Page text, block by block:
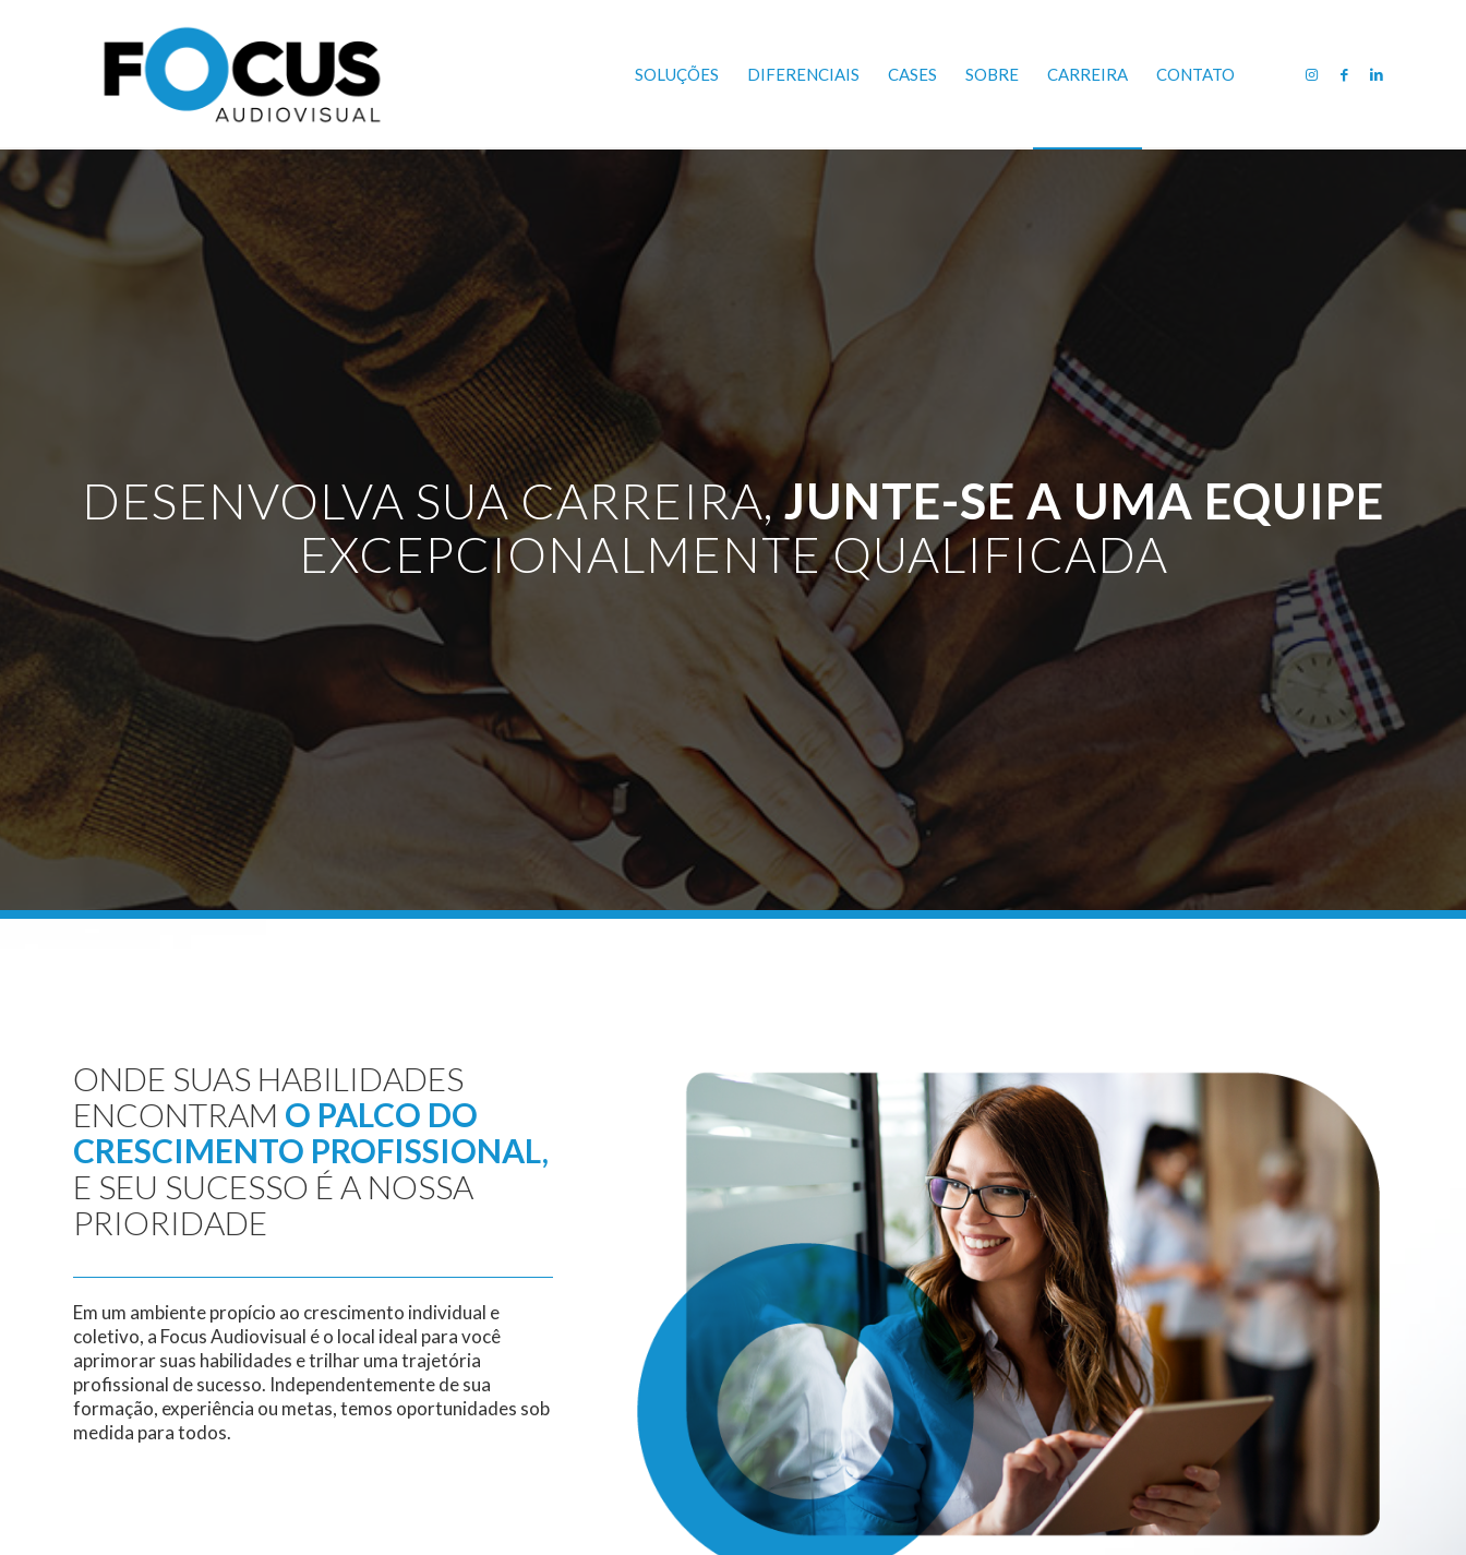
SOLUÇÕES DIFERENCIAIS CASES SOBRE CARREIRA CONTATO
DESENVOLVA SUA CARREIRA,JUNTE-SE A UMA EQUIPE
EXCEPCIONALMENTE QUALIFICADA
ONDE SUAS HABILIDADES
ENCONTRAM O PALCO DO
CRESCIMENTO PROFISSIONAL,
E SEU SUCESSO É A NOSSA
PRIORIDADE
Em um ambiente propício ao crescimento individual e
coletivo, a Focus Audiovisual é o local ideal para você
aprimorar suas habilidades e trilhar uma trajetória
profissional de sucesso. Independentemente de sua
formação, experiência ou metas, temos oportunidades sob
medida para todos.